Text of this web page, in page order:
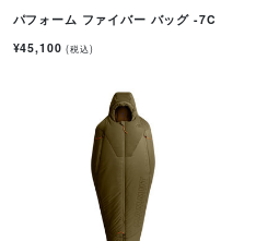
パフォーム ファイバー バッグ -7C
¥45,100(税込)